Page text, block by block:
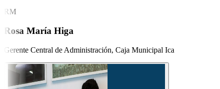
RM
Rosa María Higa
Gerente Central de Administración, Caja Municipal Ica